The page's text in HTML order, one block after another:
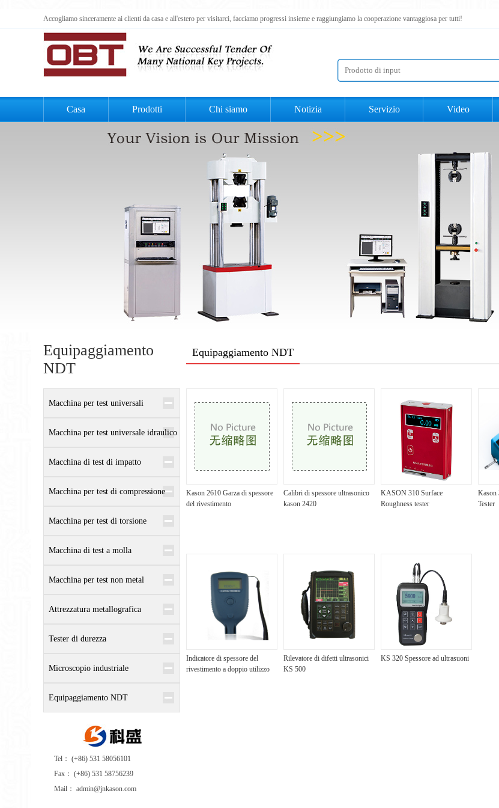
Accogliamo sinceramente ai clienti da casa e all'estero per visitarci, facciamo progressi insieme e raggiungiamo la cooperazione vantaggiosa per tutti!
Casa Prodotti Chi siamo Notizia Servizio Video
Equipaggiamento
NDT
Macchina per test universali
elettronici
Macchina per test universale idraulico
Macchina di test di impatto
Macchina per test di compressione
Macchina per test di torsione
Macchina di test a molla
Macchina per test non metal
Attrezzatura metallografica
Tester di durezza
Microscopio industriale
Equipaggiamento NDT
Tel： (+86) 531 58056101
Fax： (+86) 531 58756239
Mail： admin@jnkason.com
Equipaggiamento NDT
Kason 2610 Garza di spessore
del rivestimento
Calibri di spessore ultrasonico
kason 2420
KASON 310 Surface
Roughness tester
Kason
Tester
Indicatore di spessore del
rivestimento a doppio utilizzo
Rilevatore di difetti ultrasonici
KS 500
KS 320 Spessore ad ultrasuoni